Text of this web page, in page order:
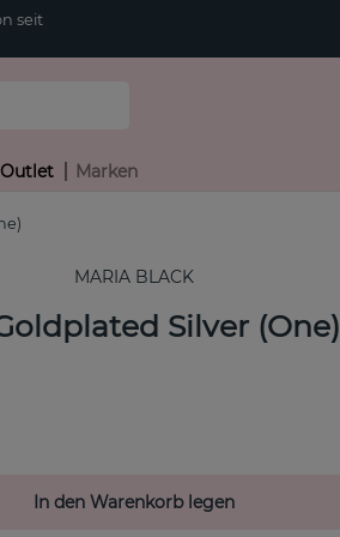
seit
Outlet Marken
MARIA BLACK
Silver (One)
In den Warenkorb legen